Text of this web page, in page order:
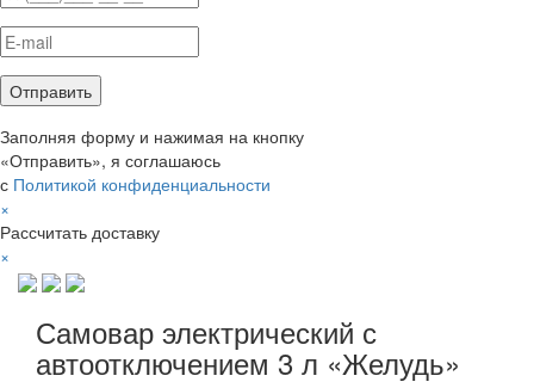
Заполняя форму и нажимая на кнопку
«Отправить», я соглашаюсь
с Политикой конфиденциальности
×
Рассчитать доставку
×
Самовар электрический с
автоотключением 3 л «Желудь»